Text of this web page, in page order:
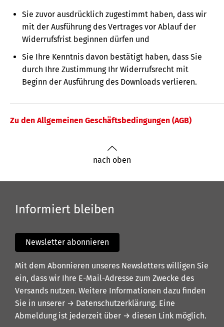
Sie zuvor ausdrücklich zugestimmt haben, dass wir
mit der Ausführung des Vertrages vor Ablauf der
Widerrufsfrist beginnen dürfen und
Sie Ihre Kenntnis davon bestätigt haben, dass Sie
durch Ihre Zustimmung Ihr Widerrufsrecht mit
Beginn der Ausführung des Downloads verlieren.
Zu den Allgemeinen Geschäftsbedingungen (AGB)
nach oben
Informiert bleiben
Newsletter abonnieren
Mit dem Abonnieren unseres Newsletters willigen Sie
ein, dass wir Ihre E-Mail-Adresse zum Zwecke des
Versands nutzen. Weitere Informationen dazu finden
Sie in unserer → Datenschutzerklärung. Eine
Abmeldung ist jederzeit über → diesen Link möglich.